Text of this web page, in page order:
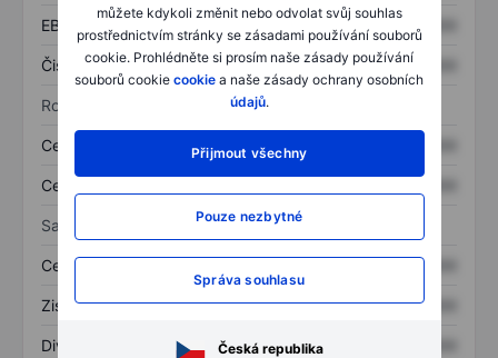
můžete kdykoli změnit nebo odvolat svůj souhlas
prostřednictvím stránky se zásadami používání souborů
cookie. Prohlédněte si prosím naše zásady používání
souborů cookie cookie a naše zásady ochrany osobních
údajů.
Přijmout všechny
Pouze nezbytné
Správa souhlasu
Česká republika
EBITDA XXXXXXX XXXXXXX
Čistý příjem XXXXXXX XXXXXXX
Rozvaha
Celková aktiva XXXXXXX
Celkový dluh
Sazby
Cena/tržby XXXXXXX
Zisk na akcii XXXXXXX XXXXXXX
Dividenda na akcii XXXXXXX